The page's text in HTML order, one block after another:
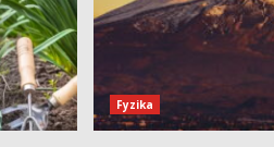
Fyzika